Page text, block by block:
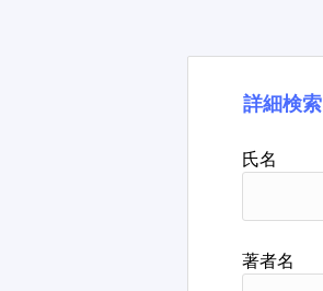
詳細検索
氏名
著者名